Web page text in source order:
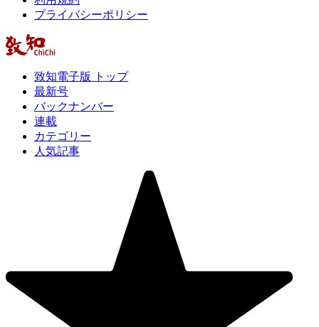
プライバシーポリシー
致知電子版 トップ
最新号
バックナンバー
連載
カテゴリー
人気記事